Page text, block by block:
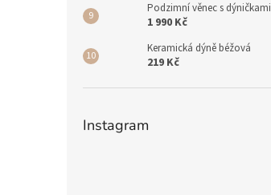
Podzimní věnec s dýničkami
1 990 Kč
Keramická dýně béžová
219 Kč
Instagram